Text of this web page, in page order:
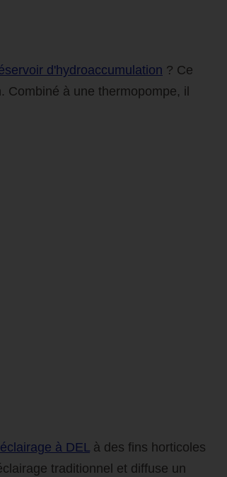
d'hydroaccumulation ? Ce
à une thermopompe, il
à DEL à des fins horticoles
traditionnel et diffuse un